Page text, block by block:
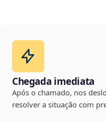
Chegada imediata
Após o chamado, nos
resolver a situação com